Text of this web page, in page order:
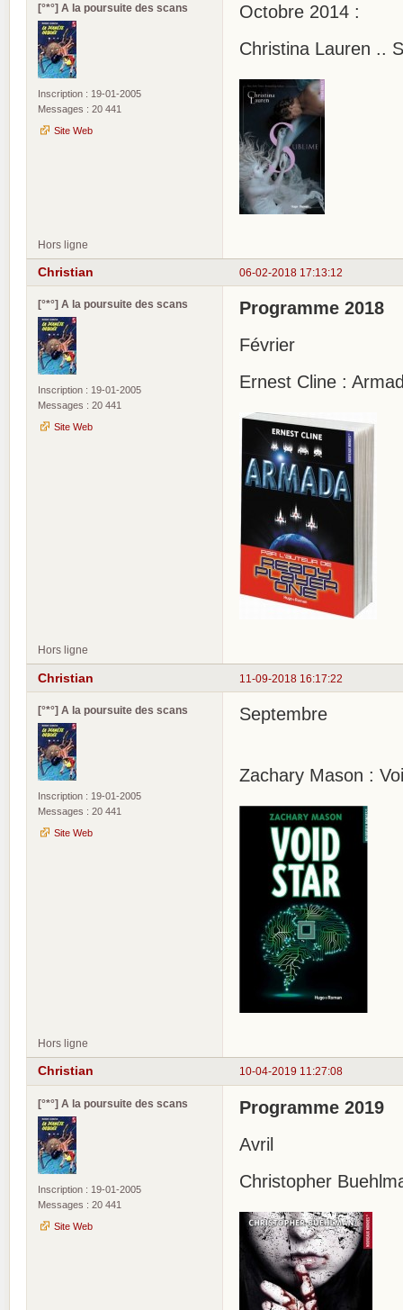
[°*°] A la poursuite des scans
Inscription : 19-01-2005
Messages : 20 441
Site Web
Octobre 2014 :
Christina Lauren ..
Hors ligne
06-02-2018 17:13:12
Christian
[°*°] A la poursuite des scans
Inscription : 19-01-2005
Messages : 20 441
Site Web
Programme 2018
Février
Ernest Cline :
Hors ligne
11-09-2018 16:17:22
Christian
[°*°] A la poursuite des scans
Inscription : 19-01-2005
Messages : 20 441
Site Web
Septembre
Zachary Mason :
Hors ligne
10-04-2019 11:27:08
Christian
[°*°] A la poursuite des scans
Inscription : 19-01-2005
Messages : 20 441
Site Web
Programme 2019
Avril
Christopher